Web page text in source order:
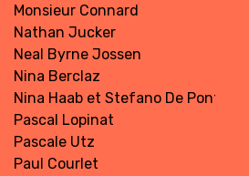
Monsieur Connard
Nathan Jucker
Neal Byrne Jossen
Nina Berclaz
Nina Haab et Stefano De Ponti
Pascal Lopinat
Pascale Utz
Paul Courlet